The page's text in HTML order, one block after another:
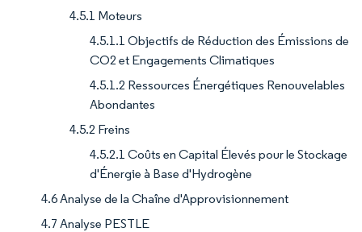
4.5.1 Moteurs
4.5.1.1 Objectifs de Réduction des Émissions de
CO2 et Engagements Climatiques
4.5.1.2 Ressources Énergétiques Renouvelables
Abondantes
4.5.2 Freins
4.5.2.1 Coûts en Capital Élevés pour le Stockage
d'Énergie à Base d'Hydrogène
4.6 Analyse de la Chaîne d'Approvisionnement
4.7 Analyse PESTLE